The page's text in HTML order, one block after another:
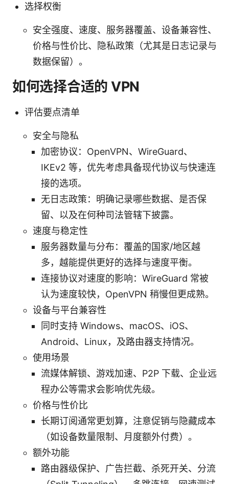
选择权衡
安全强度、速度、服务器覆盖、设备兼容性、
价格与性价比、隐私政策（尤其是日志记录与
数据保留）。
如何选择合适的 VPN
评估要点清单
安全与隐私
加密协议：OpenVPN、WireGuard、
IKEv2 等，优先考虑具备现代协议与快速连
接的选项。
无日志政策：明确记录哪些数据、是否保
留、以及在何种司法管辖下披露。
速度与稳定性
服务器数量与分布：覆盖的国家/地区越
多，越能提供更好的选择与速度平衡。
连接协议对速度的影响：WireGuard 常被
认为速度较快，OpenVPN 稍慢但更成熟。
设备与平台兼容性
同时支持 Windows、macOS、iOS、
Android、Linux，及路由器支持情况。
使用场景
流媒体解锁、游戏加速、P2P 下载、企业远
程办公等需求会影响优先级。
价格与性价比
长期订阅通常更划算，注意促销与隐藏成本
（如设备数量限制、月度额外付费）。
额外功能
路由器级保护、广告拦截、杀死开关、分流